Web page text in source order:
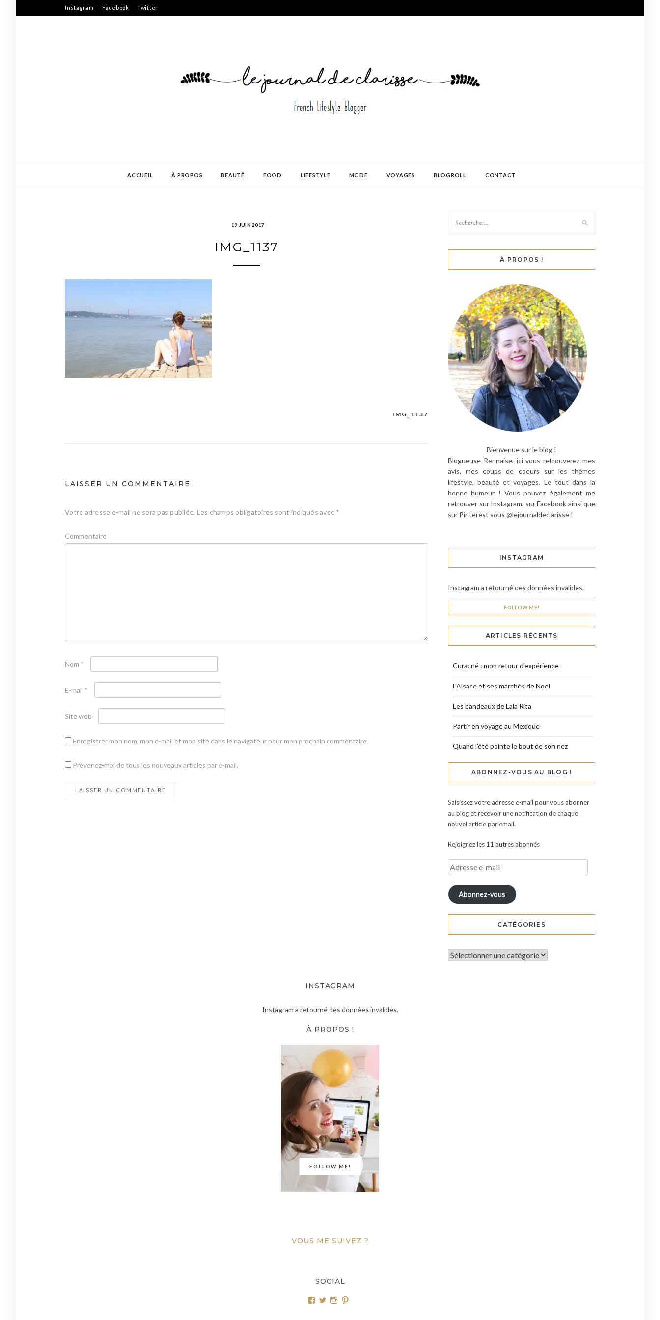
to
Instagram Facebook Twitter
ACCUEIL À PROPOS BEAUTÉ FOOD LIFESTYLE MODE VOYAGES BLOGROLL CONTACT
19 JUIN 2017
IMG_1137
IMG_1137
LAISSER UN COMMENTAIRE
Votre adresse e-mail ne sera pas publiée. Les champs obligatoires sont indiqués avec *
Commentaire
Nom *
E-mail *
Site web
Enregistrer mon nom, mon e-mail et mon site dans le navigateur pour mon prochain commentaire.
Prévenez-moi de tous les nouveaux articles par e-mail.
À PROPOS !
Bienvenue sur le blog !
Blogueuse Rennaise, ici vous retrouverez mes
avis, mes coups de coeurs sur les thèmes
lifestyle, beauté et voyages. Le tout dans la
bonne humeur ! Vous pouvez également me
retrouver sur Instagram, sur Facebook ainsi que
sur Pinterest sous @lejournaldeclarisse !
INSTAGRAM
Instagram a retourné des données invalides.
FOLLOW ME!
ARTICLES RÉCENTS
Curacné : mon retour d’expérience
L’Alsace et ses marchés de Noël
Les bandeaux de Lala Rita
Partir en voyage au Mexique
Quand l’été pointe le bout de son nez
ABONNEZ-VOUS AU BLOG !
Saisissez votre adresse e-mail pour vous abonner
au blog et recevoir une notification de chaque
nouvel article par email.
Rejoignez les 11 autres abonnés
Abonnez-vous
CATÉGORIES
INSTAGRAM
Instagram a retourné des données invalides.
FOLLOW ME!
À PROPOS !
VOUS ME SUIVEZ ?
SOCIAL
Voir Voir Voir